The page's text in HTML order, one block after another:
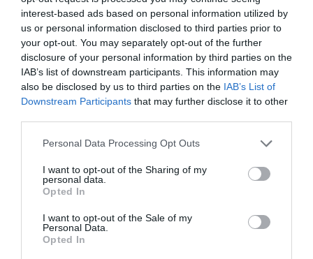
interest-based ads based on personal information utilized by
us or personal information disclosed to third parties prior to
your opt-out. You may separately opt-out of the further
disclosure of your personal information by third parties on the
IAB’s list of downstream participants. This information may
also be disclosed by us to third parties on the IAB’s List of
Downstream Participants that may further disclose it to other
Personal Data Processing Opt Outs
I want to opt-out of the Sharing of my
personal data.
Opted In
I want to opt-out of the Sale of my
Personal Data.
Opted In
creiem o no que volem ser una societat basada en
el coneixement”. Finalment, Àngels Chacón ha
reivindicat que “l’economia productiva és la base
de la creació de llocs de treball i generació de
riquesa per redistribuir-la”.
Google de forma gratuïta
ACTIVAR ARA